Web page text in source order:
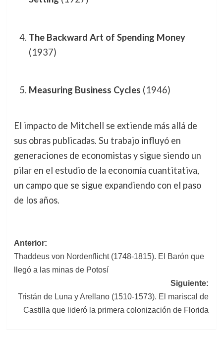
The Backward Art of Spending Money
(1937)
Measuring Business Cycles (1946)
El impacto de Mitchell se extiende más allá de
sus obras publicadas. Su trabajo influyó en
generaciones de economistas y sigue siendo un
pilar en el estudio de la economía cuantitativa,
un campo que se sigue expandiendo con el paso
de los años.
Navegación
de
entradas
Anterior:
Thaddeus von Nordenflicht (1748-1815). El Barón que
llegó a las minas de Potosí
Siguiente:
Tristán de Luna y Arellano (1510-1573). El mariscal de
Castilla que lideró la primera colonización de Florida